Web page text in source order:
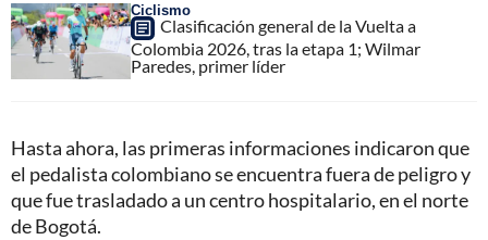
Ciclismo
Clasificación general de la Vuelta a
Colombia 2026, tras la etapa 1; Wilmar
Paredes, primer líder
Hasta ahora, las primeras informaciones indicaron que
el pedalista colombiano se encuentra fuera de peligro y
que fue trasladado a un centro hospitalario, en el norte
de Bogotá.